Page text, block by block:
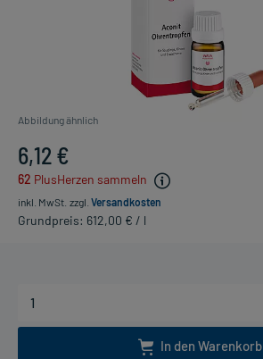
Abbildung ähnlich
6,12 €
62 PlusHerzen sammeln
inkl. MwSt. zzgl. Versandkosten
Grundpreis: 612,00 € / l
In den Warenkorb